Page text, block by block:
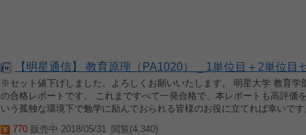
【明星通信】 教育原理（PA1020） _ 1単位目＋2単位目
※セット値下げしました。よろしくお願いいたします。 明星大学 教育学
の合格レポートです。 これまですべて一発合格で、本レポートも高評価
いう孤独な環境下で勉学に励んでおられる皆様のお役に立てれば幸いで
770 販売中 2018/05/31 閲覧(4,340)